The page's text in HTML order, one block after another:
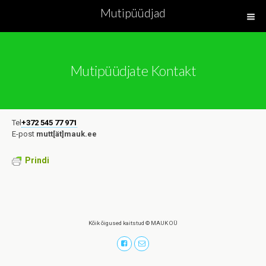
Mutipüüdjad
Mutipüüdjate Kontakt
Tel +372 545 77 971
E-post mutt[ät]mauk.ee
Prindi
Kõik õigused kaitstud © MAUK OÜ